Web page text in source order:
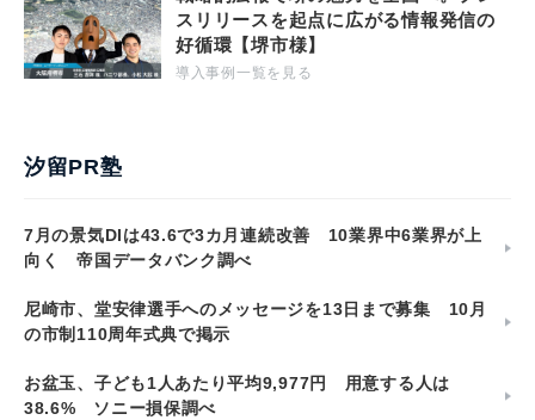
スリリースを起点に広がる情報発信の
好循環【堺市様】
導入事例一覧を見る
汐留PR塾
7月の景気DIは43.6で3カ月連続改善 10業界中6業界が上
向く 帝国データバンク調べ
尼崎市、堂安律選手へのメッセージを13日まで募集 10月
の市制110周年式典で掲示
お盆玉、子ども1人あたり平均9,977円 用意する人は
38.6% ソニー損保調べ